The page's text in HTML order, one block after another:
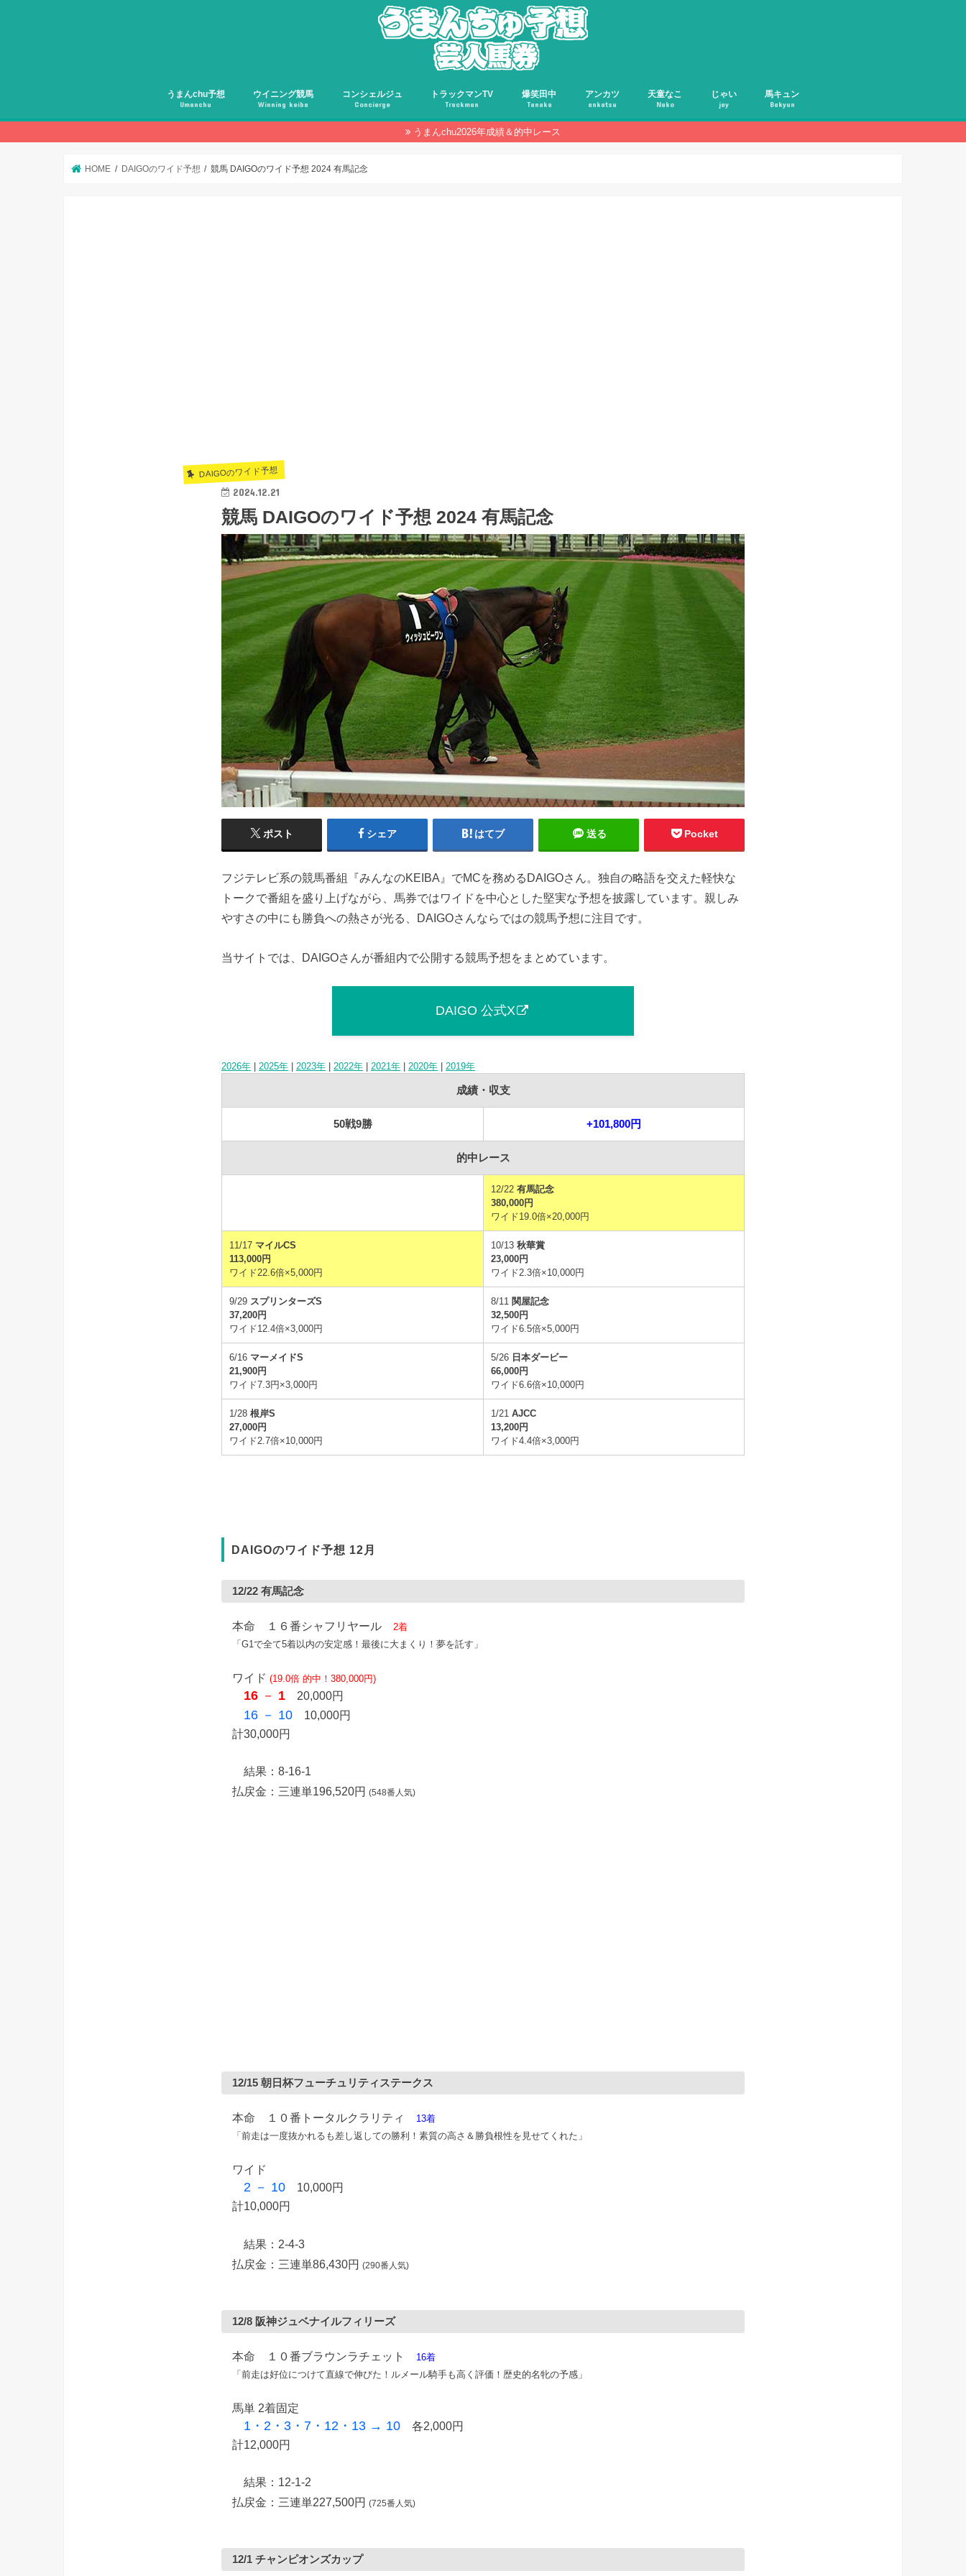
うまんchu予想
Umanchu
ウイニング競馬
Winning keiba
コンシェルジュ
Concierge
トラックマンTV
Trackman
爆笑田中
Tanaka
アンカツ
ankatsu
天童なこ
Nako
じゃい
jay
馬キュン
Bakyun
うまんchu2026年成績＆的中レース
HOME DAIGOのワイド予想 競馬 DAIGOのワイド予想 2024 有馬記念
DAIGOのワイド予想
2024.12.21
競馬 DAIGOのワイド予想 2024 有馬記念
ポスト シェア はてブ 送る Pocket
フジテレビ系の競馬番組『みんなのKEIBA』でMCを務めるDAIGOさん。独自の略語を交えた軽快な
トークで番組を盛り上げながら、馬券ではワイドを中心とした堅実な予想を披露しています。親しみ
やすさの中にも勝負への熱さが光る、DAIGOさんならではの競馬予想に注目です。
当サイトでは、DAIGOさんが番組内で公開する競馬予想をまとめています。
DAIGO 公式X
2026年 | 2025年 | 2023年 | 2022年 | 2021年 | 2020年 | 2019年
成績・収支
50戦9勝 +101,800円
的中レース
12/22有馬記念
380,000円
ワイド19.0倍×20,000円
11/17 マイルCS
113,000円
ワイド22.6倍×5,000円
10/13秋華賞
23,000円
ワイド2.3倍×10,000円
9/29 スプリンターズS
37,200円
ワイド12.4倍×3,000円
8/11 関屋記念
32,500円
ワイド6.5倍×5,000円
6/16 マーメイドS
21,900円
ワイド7.3円×3,000円
5/26 日本ダービー
66,000円
ワイド6.6倍×10,000円
1/28根岸S
27,000円
ワイド2.7倍×10,000円
1/21AJCC
13,200円
ワイド4.4倍×3,000円
DAIGOのワイド予想 12月
12/22 有馬記念
本命 １６番シャフリヤール 2着
「G1で全て5着以内の安定感！最後に大まくり！夢を託す」
ワイド (19.0倍 的中！380,000円)
16 － 1 20,000円
16 － 10 10,000円
計30,000円
結果：8-16-1
払戻金：三連単196,520円 (548番人気)
12/15 朝日杯フューチュリティステークス
本命 １０番トータルクラリティ
13着
「前走は一度抜かれるも差し返しての勝利！素質の高さ＆勝負根性を見せてくれた」
ワイド
2 － 10 10,000円
計10,000円
結果：2-4-3
払戻金：三連単86,430円 (290番人気)
12/8 阪神ジュベナイルフィリーズ
本命 １０番ブラウンラチェット
16着
「前走は好位につけて直線で伸びた！ルメール騎手も高く評価！歴史的名牝の予感」
馬単 2着固定
1・2・3・7・12・13 → 10 各2,000円
計12,000円
結果：12-1-2
払戻金：三連単227,500円 (725番人気)
12/1 チャンピオンズカップ